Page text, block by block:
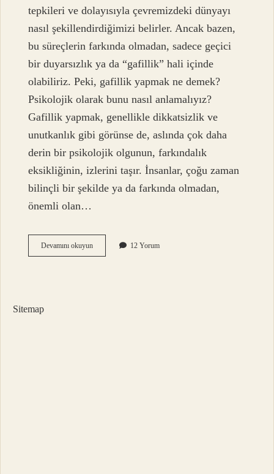
tepkileri ve dolayısıyla çevremizdeki dünyayı
nasıl şekillendirdiğimizi belirler. Ancak bazen,
bu süreçlerin farkında olmadan, sadece geçici
bir duyarsızlık ya da “gafillik” hali içinde
olabiliriz. Peki, gafillik yapmak ne demek?
Psikolojik olarak bunu nasıl anlamalıyız?
Gafillik yapmak, genellikle dikkatsizlik ve
unutkanlık gibi görünse de, aslında çok daha
derin bir psikolojik olgunun, farkındalık
eksikliğinin, izlerini taşır. İnsanlar, çoğu zaman
bilinçli bir şekilde ya da farkında olmadan,
önemli olan…
Devamını okuyunGafillik
yapmak
12 Yorum
Sitemap